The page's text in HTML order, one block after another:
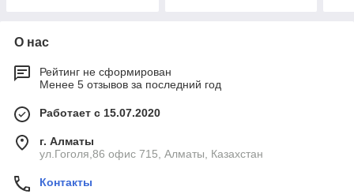
О нас
Рейтинг не сформирован
Менее 5 отзывов за последний год
Работает с 15.07.2020
г. Алматы
ул.Гоголя,86 офис 715, Алматы, Казахстан
Контакты